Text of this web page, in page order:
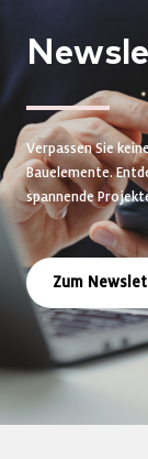
Verpassen Sie
Bauelemente.
spannende
Zum